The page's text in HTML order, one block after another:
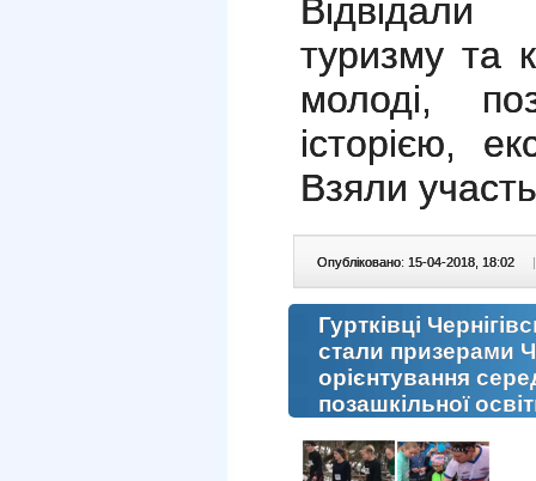
туризму та
молоді,
історією,
Взяли
Опубліковано: 15-04-2018, 18:02 |
Гуртківці
стали призерами
орієнтування
позашкільної